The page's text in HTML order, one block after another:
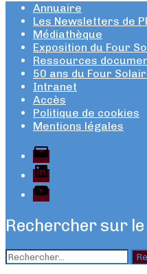
Annuaire
Les Newsletters de
Médiathèque
Exposition du Four
Ressources
50 ans du Four
Intranet
Accès
Politique de cookies
Mentions légales
E-
mail
LinkedIn
YouTube
Rechercher sur
Rechercher :